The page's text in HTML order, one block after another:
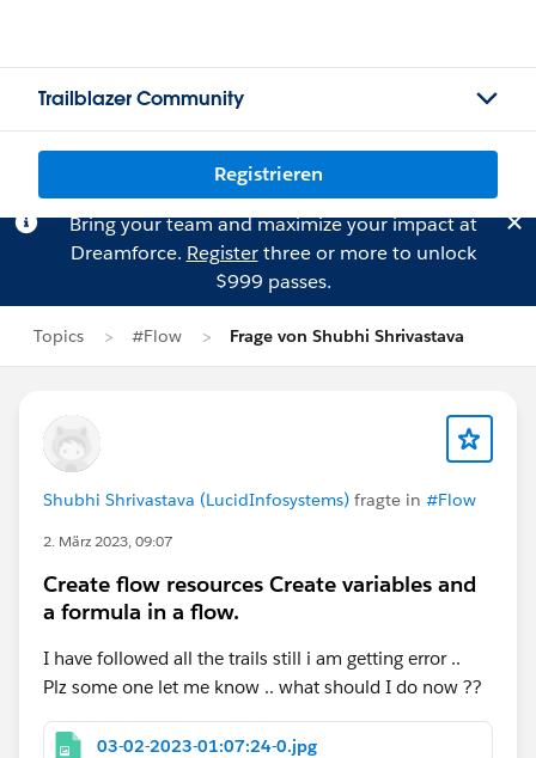
Trailblazer Community
Registrieren
Bring your team and maximize your impact at
Dreamforce. Registerthree or more to unlock
$999 passes.
Topics #Flow Frage von Shubhi Shrivastava
Shubhi Shrivastava (LucidInfosystems) fragte in #Flow
2. März 2023, 09:07
Create flow resources Create variables and
a formula in a flow.
I have followed all the trails still i am getting error ..
Plz some one let me know .. what should I do now ??
03-02-2023-01:07:24-0.jpg